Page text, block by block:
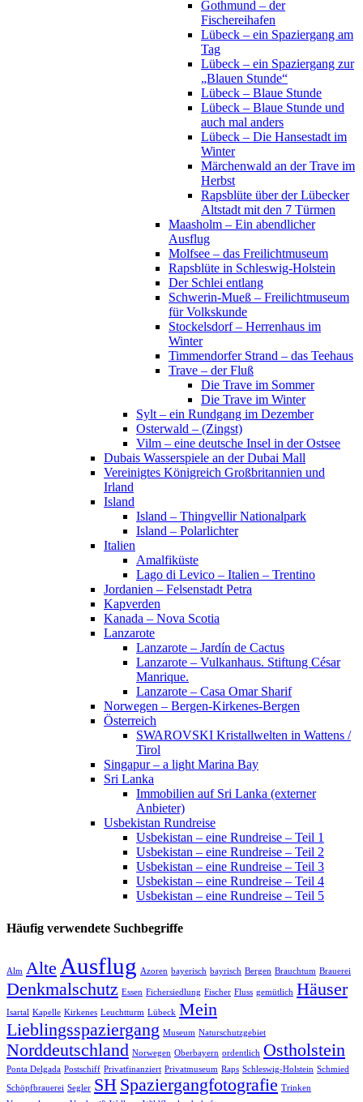
Gothmund – der
Fischereihafen
Lübeck – ein Spaziergang am
Tag
Lübeck – ein Spaziergang zur
„Blauen Stunde“
Lübeck – Blaue Stunde
Lübeck – Blaue Stunde und
auch mal anders
Lübeck – Die Hansestadt im
Winter
Märchenwald an der Trave im
Herbst
Rapsblüte über der Lübecker
Altstadt mit den 7 Türmen
Maasholm – Ein abendlicher
Ausflug
Molfsee – das Freilichtmuseum
Rapsblüte in Schleswig-Holstein
Der Schlei entlang
Schwerin-Mueß – Freilichtmuseum
für Volkskunde
Stockelsdorf – Herrenhaus im
Winter
Timmendorfer Strand – das Teehaus
Trave – der Fluß
Die Trave im Sommer
Die Trave im Winter
Sylt – ein Rundgang im Dezember
Osterwald – (Zingst)
Vilm – eine deutsche Insel in der Ostsee
Dubais Wasserspiele an der Dubai Mall
Vereinigtes Königreich Großbritannien und
Irland
Island
Island – Thingvellir Nationalpark
Island – Polarlichter
Italien
Amalfiküste
Lago di Levico – Italien – Trentino
Jordanien – Felsenstadt Petra
Kapverden
Kanada – Nova Scotia
Lanzarote
Lanzarote – Jardín de Cactus
Lanzarote – Vulkanhaus. Stiftung César
Manrique.
Lanzarote – Casa Omar Sharif
Norwegen – Bergen-Kirkenes-Bergen
Österreich
SWAROVSKI Kristallwelten in Wattens /
Tirol
Singapur – a light Marina Bay
Sri Lanka
Immobilien auf Sri Lanka (externer
Anbieter)
Usbekistan Rundreise
Usbekistan – eine Rundreise – Teil 1
Usbekistan – eine Rundreise – Teil 2
Usbekistan – eine Rundreise – Teil 3
Usbekistan – eine Rundreise – Teil 4
Usbekistan – eine Rundreise – Teil 5
Häufig verwendete Suchbegriffe
Alm Alte Ausflug Azoren bayerisch bayrisch Bergen Brauchtum Brauerei
Denkmalschutz Essen Fichersiedlung Fischer Fluss gemütlich Häuser
Isartal Kapelle Kirkenes Leuchtturm Lübeck Mein
Lieblingsspaziergang Museum Naturschutzgebiet
Norddeutschland Norwegen Oberbayern ordentlich Ostholstein
Ponta Delgada Postschiff Privatfinanziert Privatmuseum Raps Schleswig-Holstein Schmied
Schöpfbrauerei Segler SH Spaziergangfotografie Trinken